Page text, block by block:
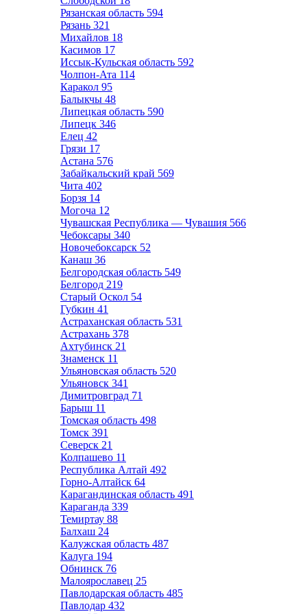
Рязанская область 594
Рязань 321
Михайлов 18
Касимов 17
Иссык-Кульская область 592
Чолпон-Ата 114
Каракол 95
Балыкчы 48
Липецкая область 590
Липецк 346
Елец 42
Грязи 17
Астана 576
Забайкальский край 569
Чита 402
Борзя 14
Могоча 12
Чувашская Республика — Чувашия 566
Чебоксары 340
Новочебоксарск 52
Канаш 36
Белгородская область 549
Белгород 219
Старый Оскол 54
Губкин 41
Астраханская область 531
Астрахань 378
Ахтубинск 21
Знаменск 11
Ульяновская область 520
Ульяновск 341
Димитровград 71
Барыш 11
Томская область 498
Томск 391
Северск 21
Колпашево 11
Республика Алтай 492
Горно-Алтайск 64
Карагандинская область 491
Караганда 339
Темиртау 88
Балхаш 24
Калужская область 487
Калуга 194
Обнинск 76
Малоярославец 25
Павлодарская область 485
Павлодар 432